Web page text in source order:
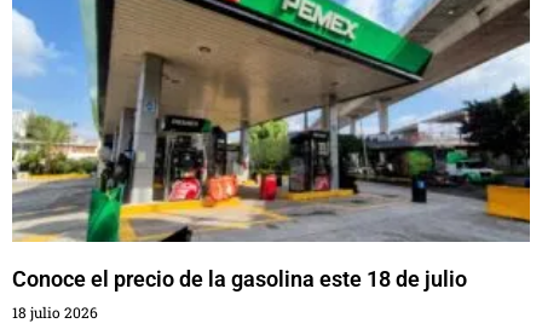
Conoce el precio de la gasolina este 18 de julio
18 julio 2026